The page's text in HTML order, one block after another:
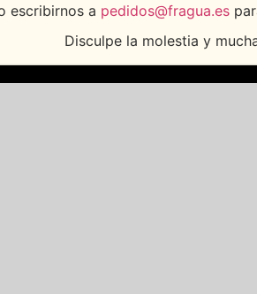
escribirnos a pedidos@fragua.es
Disculpe la molestia y